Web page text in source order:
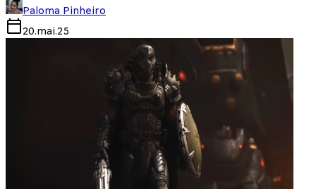
Paloma Pinheiro
20.mai.25